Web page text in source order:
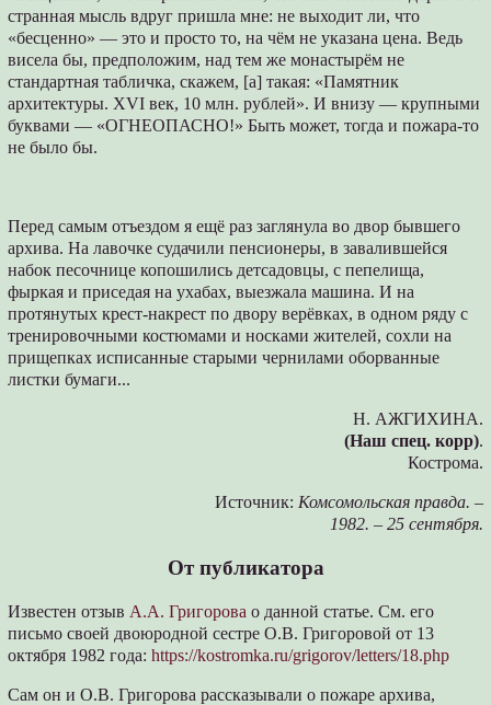
странная мысль вдруг пришла мне: не выходит ли, что
«бесценно» — это и просто то, на чём не указана цена. Ведь
висела бы, предположим, над тем же монастырём не
стандартная табличка, скажем, [а] такая: «Памятник
архитектуры. XVI век, 10 млн. рублей». И внизу — крупными
буквами — «ОГНЕОПАСНО!» Быть может, тогда и пожара-то
не было бы.
Перед самым отъездом я ещё раз заглянула во двор бывшего
архива. На лавочке судачили пенсионеры, в завалившейся
набок песочнице копошились детсадовцы, с пепелища,
фыркая и приседая на ухабах, выезжала машина. И на
протянутых крест-накрест по двору верёвках, в одном ряду с
тренировочными костюмами и носками жителей, сохли на
прищепках исписанные старыми чернилами оборванные
листки бумаги...
Н. АЖГИХИНА.
(Наш спец. корр).
Кострома.
Источник: Комсомольская правда. –
1982. – 25 сентября.
От публикатора
Известен отзыв А.А. Григорова о данной статье. См. его
письмо своей двоюродной сестре О.В. Григоровой от 13
октября 1982 года:https://kostromka.ru/grigorov/letters/18.php
Сам он и О.В. Григорова рассказывали о пожаре архива,